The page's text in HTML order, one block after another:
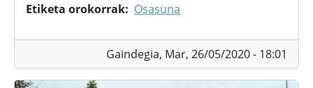
Etiketa orokorrak Osasuna
Gaindegia, Mar, 26/05/2020 - 18:01